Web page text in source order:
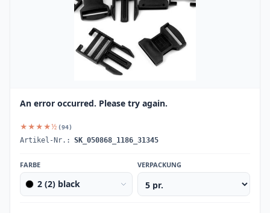
An error occurred. Please try again.
★★★★½ (94)
Artikel-Nr.: SK_050868_1186_31345
FARBE
2 (2) black
VERPACKUNG